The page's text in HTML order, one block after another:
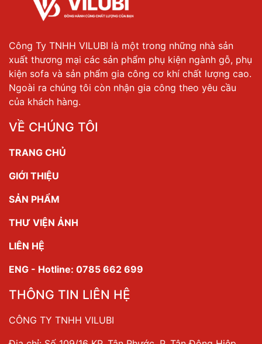
Công Ty TNHH VILUBI là một trong những nhà sản
xuất thương mại các sản phẩm phụ kiện ngành gỗ, phụ
kiện sofa và sản phẩm gia công cơ khí chất lượng cao.
Ngoài ra chúng tôi còn nhận gia công theo yêu cầu
của khách hàng.
VỀ CHÚNG TÔI
TRANG CHỦ
GIỚI THIỆU
SẢN PHẨM
THƯ VIỆN ẢNH
LIÊN HỆ
ENG - Hotline: 0785 662 699
THÔNG TIN LIÊN HỆ
CÔNG TY TNHH VILUBI